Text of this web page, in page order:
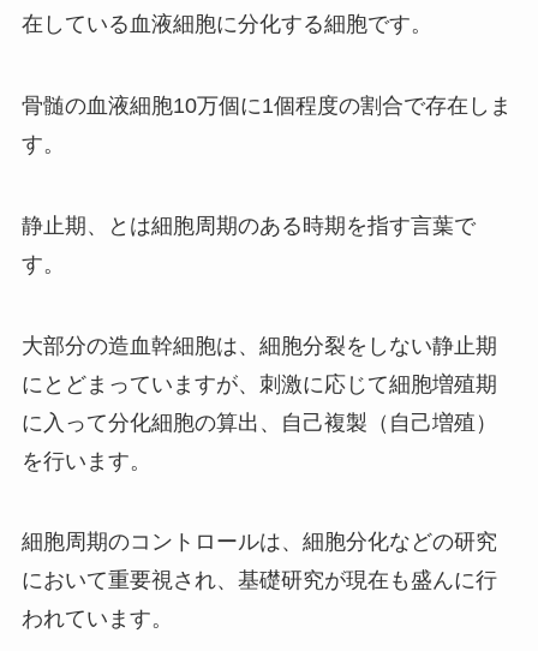
在している血液細胞に分化する細胞です。
骨髄の血液細胞10万個に1個程度の割合で存在しま
す。
静止期、とは細胞周期のある時期を指す言葉で
す。
大部分の造血幹細胞は、細胞分裂をしない静止期
にとどまっていますが、刺激に応じて細胞増殖期
に入って分化細胞の算出、自己複製（自己増殖）
を行います。
細胞周期のコントロールは、細胞分化などの研究
において重要視され、基礎研究が現在も盛んに行
われています。